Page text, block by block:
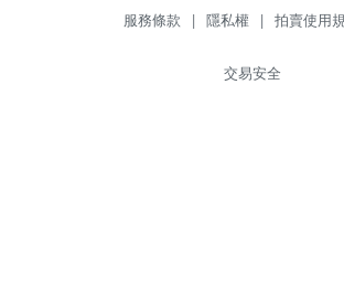
服務條款 | 隱私權 | 拍賣使用
交易安全